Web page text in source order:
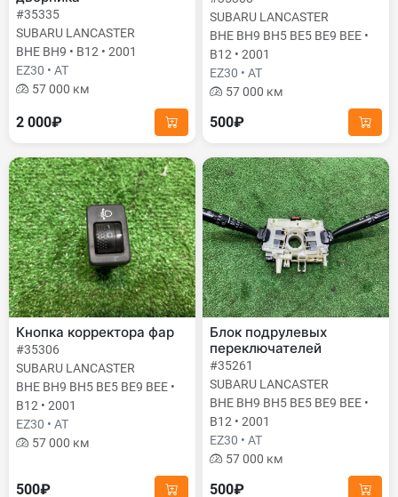
#35335
SUBARU LANCASTER
BHE BH9 • B12 • 2001
EZ30 • AT
57 000 км
2 000₽
SUBARU LANCASTER
BHE BH9 BH5 BE5 BE9 BEE •
B12 • 2001
EZ30 • AT
57 000 км
500₽
Кнопка корректора фар
#35306
SUBARU LANCASTER
BHE BH9 BH5 BE5 BE9 BEE •
B12 • 2001
EZ30 • AT
57 000 км
500₽
Блок подрулевых
переключателей
#35261
SUBARU LANCASTER
BHE BH9 BH5 BE5 BE9 BEE •
B12 • 2001
EZ30 • AT
57 000 км
500₽